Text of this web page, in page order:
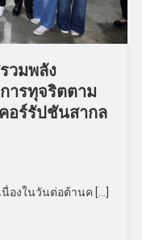
วมพลัง
ารทุจริตตาม
อร์รัปชันสากล
องในวันต่อต้านค […]